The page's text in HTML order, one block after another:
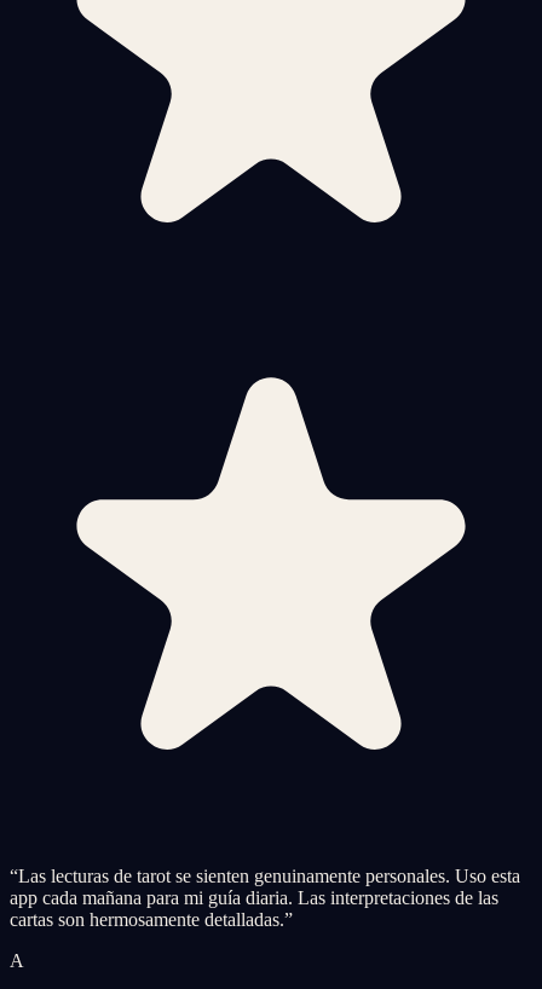
“Las lecturas de tarot se sienten genuinamente personales. Uso esta
app cada mañana para mi guía diaria. Las interpretaciones de las
cartas son hermosamente detalladas.”
A